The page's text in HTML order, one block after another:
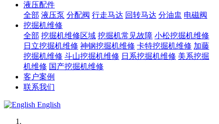
液压配件
全部 液压泵 分配阀 行走马达 回转马达 分油盅 电磁阀
挖掘机维修
全部 挖掘机维修区域 挖掘机常见故障 小松挖掘机维修
日立挖掘机维修 神钢挖掘机维修 卡特挖掘机维修 加藤
挖掘机维修 斗山挖掘机维修 日系挖掘机维修 美系挖掘
机维修 国产挖掘机维修
客户案例
联系我们
English